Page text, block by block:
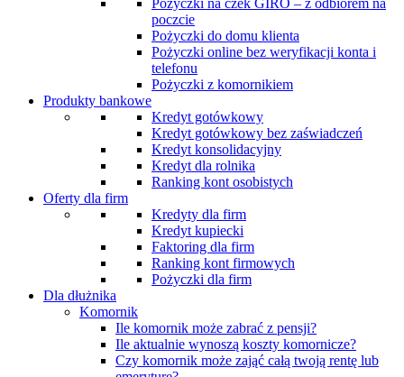
Pożyczki na czek GIRO – z odbiorem na
poczcie
Pożyczki do domu klienta
Pożyczki online bez weryfikacji konta i
telefonu
Pożyczki z komornikiem
Produkty bankowe
Kredyt gotówkowy
Kredyt gotówkowy bez zaświadczeń
Kredyt konsolidacyjny
Kredyt dla rolnika
Ranking kont osobistych
Oferty dla firm
Kredyty dla firm
Kredyt kupiecki
Faktoring dla firm
Ranking kont firmowych
Pożyczki dla firm
Dla dłużnika
Komornik
Ile komornik może zabrać z pensji?
Ile aktualnie wynoszą koszty komornicze?
Czy komornik może zająć całą twoją rentę lub